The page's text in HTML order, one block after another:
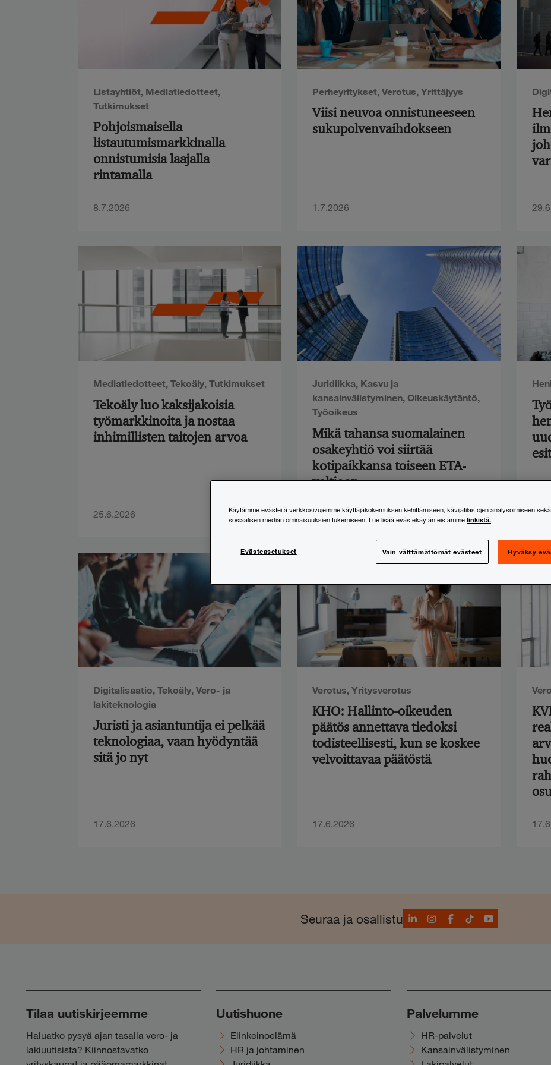
Listayhtiöt, Mediatiedotteet,
Tutkimukset
Pohjoismaisella
listautumismarkkinalla
onnistumisia laajalla
rintamalla
8.7.2026
Perheyritykset,Verotus,Yrittäjyys
Viisi neuvoa onnistuneeseen
sukupolvenvaihdokseen
1.7.2026
Mediatiedotteet,Tekoäly,Tutkimukset
Tekoäly luo kaksijakoisia
työmarkkinoita ja nostaa
inhimillisten taitojen arvoa
25.6.2026
Juridiikka, Kasvu ja
kansainvälistyminen,Oikeuskäytäntö,
Työoikeus
Mikä tahansa suomalainen
osakeyhtiö voi siirtää
kotipaikkansa toiseen ETA-
valtioon
24.6.2026
Digitalisaatio,Tekoäly,Vero- ja
lakiteknologia
Juristi ja asiantuntija ei pelkää
teknologiaa, vaan hyödyntää
sitä jo nyt
17.6.2026
Verotus,Yritysverotus
KHO: Hallinto-oikeuden
päätös annettava tiedoksi
todisteellisesti, kun se koskee
velvoittavaa päätöstä
17.6.2026
Seuraa ja osallistuLinkedInInstagram
Facebook
TikTokYouTube
Tilaa uutiskirjeemme
Haluatko pysyä ajan tasalla vero- ja
lakiuutisista? Kiinnostavatko
Uutishuone
Elinkeinoelämä
HR ja johtaminen
Palvelumme
HR-palvelut
Kansainvälistyminen
Käytämme evästeitä verkkosivujemme käyttäjäkokemuksen kehittämiseen, kävijätilastojen analysoimiseen
sosiaalisen median ominaisuuksien tukemiseen. Lue lisää evästekäytänteistämme linkistä.
Evästeasetukset Vain välttämättömät evästeet Hyväksy